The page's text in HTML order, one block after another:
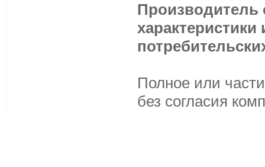
Производитель
Полное или
без согласия